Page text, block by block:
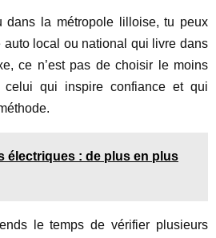
la métropole lilloise, tu peux
auto local ou national qui livre dans
ce n’est pas de choisir le moins
qui inspire confiance et qui
électriques : de plus en plus
le temps de vérifier plusieurs